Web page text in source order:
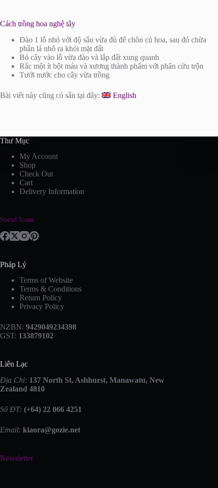
Cách trồng hoa nghệ tây
Đào 1 lỗ nhỏ với độ sâu vừa đủ để chôn củ hoa, sau đó chừa
phần lá nhô ra khỏi mặt đất
Bỏ cây vào lỗ vừa đào và lắp đất xung quanh
Rắc một ít bột máu và xương thành phẩm với phân cừu trộn
Tưới nước cho cây vừa trồng
Bài viết này cũng có sẵn tại đây: English
Thư Mục
My Account
Shop
Check Out
Cart
Delivery Information
Social Icons
Pháp Lý
Terms of Website
Terms & Conditions
Return Policy
Privacy Policy
NZBN: 9429049234398
GST: 133879102
Liên Lạc
Địa Chỉ: 137 North St, Ashhurst, Manawatu, New
Zealand 4810
Số ĐT: (+64) 22 066 4251
Email: kiaora@gozie.net
Newsletter